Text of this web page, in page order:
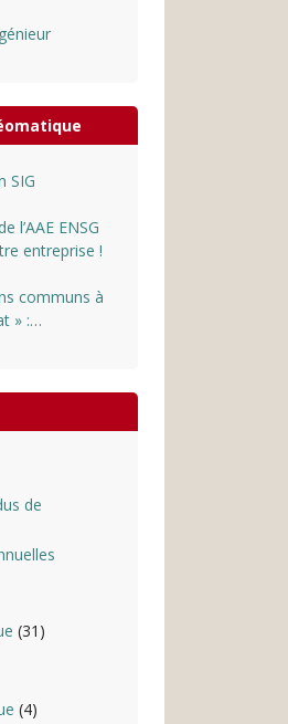
SIG
l’AAE ENSG
entreprise !
communs à
» :
de
(31)
(4)